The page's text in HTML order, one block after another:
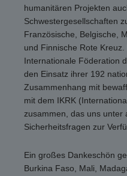
humanitären Projekten
Schwestergesellschaften
Französische, Belgische,
und Finnische Rote
Internationale Föderation
den Einsatz ihrer 192
Zusammenhang mit
mit dem IKRK
zusammen, das uns unter
Sicherheitsfragen zur
Ein großes Dankeschön
Burkina Faso, Mali,